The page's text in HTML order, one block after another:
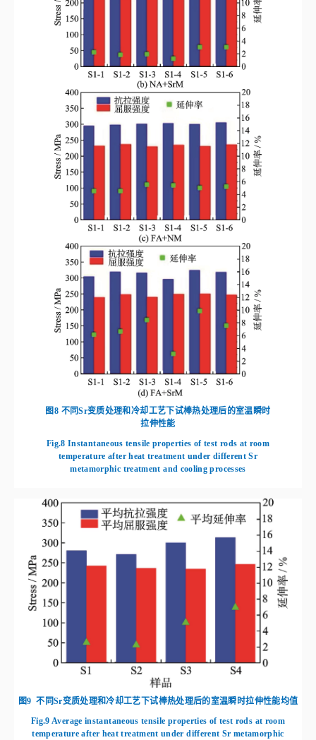
图8 不同Sr变质处理和冷却工艺下试棒热处理后的室温瞬时
拉伸性能
Fig.8 Instantaneous tensile properties of test rods at room
temperature after heat treatment under different Sr
metamorphic treatment and cooling processes
图9 不同Sr变质处理和冷却工艺下试棒热处理后的室温瞬时拉伸性能均值
Fig.9 Average instantaneous tensile properties of test rods at room
temperature after heat treatment under different Sr metamorphic